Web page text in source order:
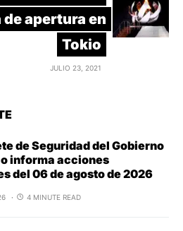
de apertura en
Tokio
JULIO 23, 2021
de Seguridad del Gobierno
informa acciones
del 06 de agosto de 2026
4 MINUTE READ